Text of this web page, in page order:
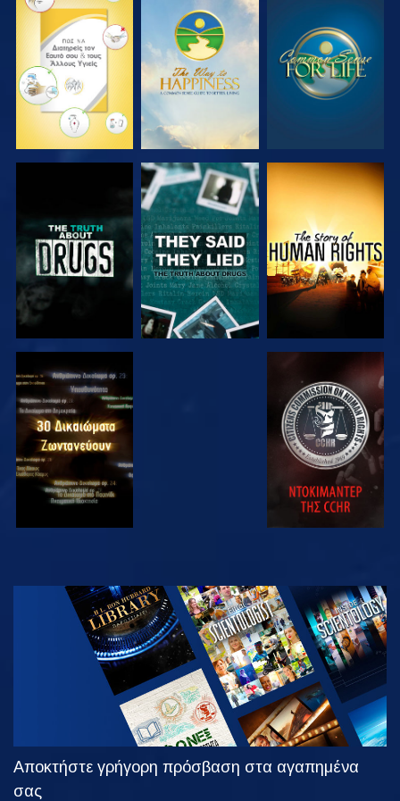
ΠΑΡΑΚΟΛΟΥΘΗΣΤΕ ΠΑΡΑΚΟΛΟΥΘΗΣΤΕ ΠΑΡΑΚΟΛΟΥΘΗΣΤΕ
ΠΑΡΑΚΟΛΟΥΘΗΣΤΕ ΠΑΡΑΚΟΛΟΥΘΗΣΤΕ ΠΑΡΑΚΟΛΟΥΘΗΣΤΕ
ΠΑΡΑΚΟΛΟΥΘΗΣΤΕ ΠΑΡΑΚΟΛΟΥΘΗΣΤΕ
ΠΑΡΑΚΟΛΟΥΘΗΣΤΕ
ΕΞΕΡΕΥΝΗΣΤΕ
ΤΗ ΣΕΙΡΑ
Αποκτήστε γρήγορη πρόσβαση στα αγαπημένα
σας